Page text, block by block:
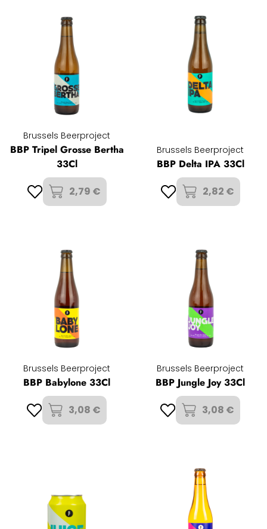
Brussels Beerproject
BBP Tripel Grosse Bertha
33Cl
2,79 €
Brussels Beerproject
BBP Delta IPA 33Cl
2,82 €
Brussels Beerproject
BBP Babylone 33Cl
3,08 €
Brussels Beerproject
BBP Jungle Joy 33Cl
3,08 €